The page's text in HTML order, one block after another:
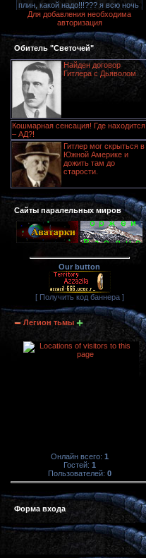
Для добавления необходима
авторизация
Обитель "Светочей"
Найден договор
Гитлера с Дьяволом
Кошмарная сенсация! Где находится
– АД?!
Гитлер мог скрыться в
Южной Америке и
дожить там до
старости.
Сайты паралельных миров
Our button
[ Получить код баннера ]
Легион тьмы
Онлайн всего: 1
Гостей: 1
Пользователей: 0
Форма входа